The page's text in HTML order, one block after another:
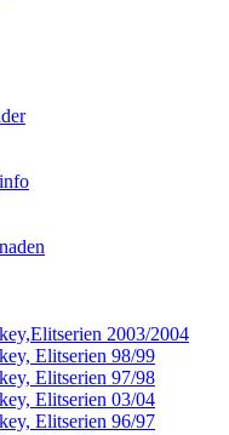
2003/2004
Elitserien 98/99
Elitserien 97/98
Elitserien 03/04
Elitserien 96/97